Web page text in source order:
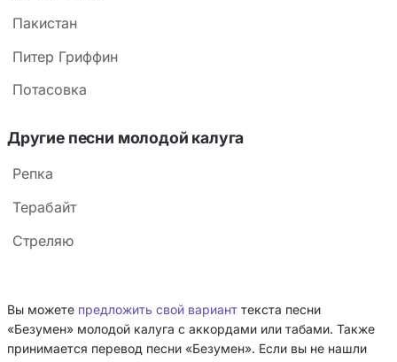
Пакистан
Питер Гриффин
Потасовка
Другие песни молодой калуга
Репка
Терабайт
Стреляю
Вы можете предложить свой вариант текста песни
«Безумен» молодой калуга с аккордами или табами. Также
принимается перевод песни «Безумен». Если вы не нашли